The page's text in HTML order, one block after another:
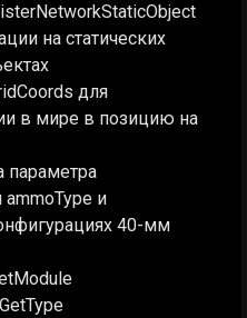
на статических
для
в мире в позицию на
и
40-мм